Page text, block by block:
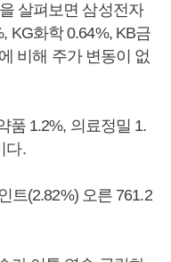
살펴보면 삼성전자
KG화학 0.64%, KB금
비해 주가 변동이 없
품 1.2%, 의료정밀 1.
다.
트(2.82%) 오른 761.2